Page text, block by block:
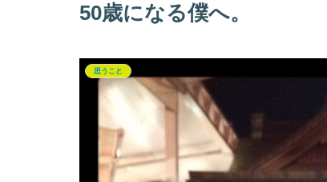
50歳になる僕へ。
思うこと